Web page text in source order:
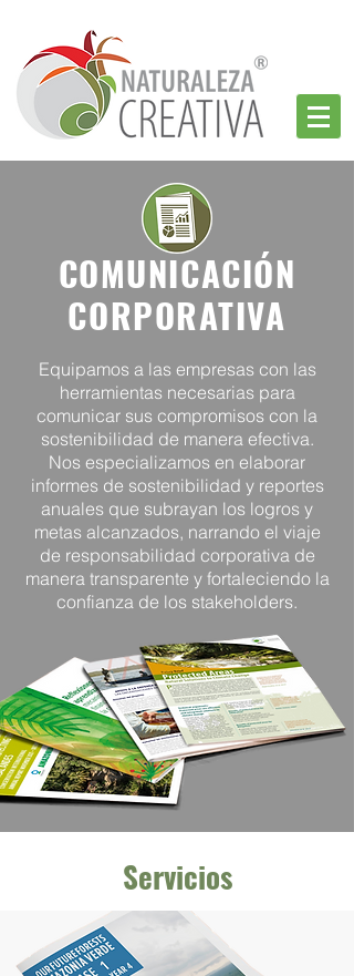
COMUNICACIÓN
CORPORATIVA
Equipamos a las empresas con las
herramientas necesarias para
comunicar sus compromisos con la
sostenibilidad de manera efectiva.
Nos especializamos en elaborar
informes de sostenibilidad y reportes
anuales que subrayan los logros y
metas alcanzados, narrando el viaje
de responsabilidad corporativa de
manera transparente y fortaleciendo la
confianza de los stakeholders.
Servicios